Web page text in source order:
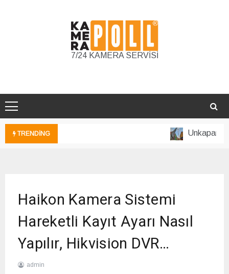
7/24 KAMERA SERVİSİ
TRENDING Unkapanı
DESTEK
VE
VİDEOLARI
Haikon Kamera Sistemi
Hareketli Kayıt Ayarı Nasıl
Yapılır, Hikvision DVR…
admin